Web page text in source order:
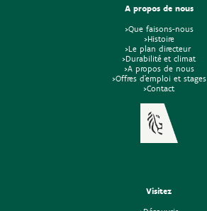
A propos de nous
>Que faisons-nous
>Histoire
>Le plan directeur
>Durabilité et climat
>A propos de nous
>Offres d'emploi et stages
>Contact
Visitez